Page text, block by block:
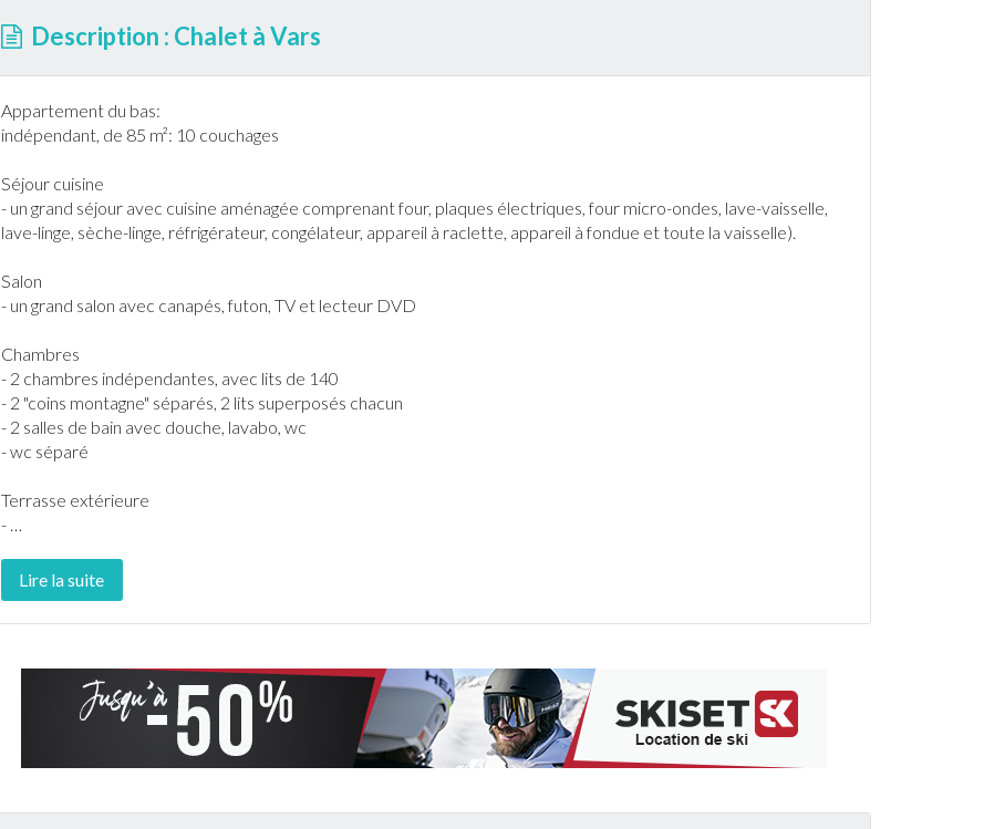
Description : Chalet à Vars
Appartement du bas:
indépendant, de 85 m²: 10 couchages
Séjour cuisine
- un grand séjour avec cuisine aménagée comprenant four, plaques électriques, four micro-ondes, lave-vaisselle,
lave-linge, sèche-linge, réfrigérateur, congélateur, appareil à raclette, appareil à fondue et toute la vaisselle).
Salon
- un grand salon avec canapés, futon, TV et lecteur DVD
Chambres
- 2 chambres indépendantes, avec lits de 140
- 2 "coins montagne" séparés, 2 lits superposés chacun
- 2 salles de bain avec douche, lavabo, wc
- wc séparé
Terrasse extérieure
- …
Lire la suite